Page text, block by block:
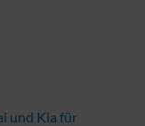
und Kia für